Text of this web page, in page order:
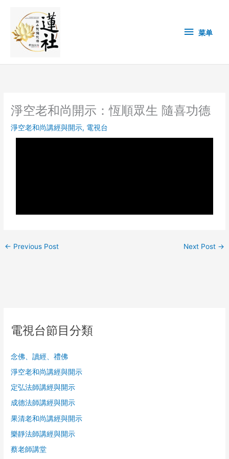
content
单 菜单
淨空老和尚開示：恆順眾生 隨喜功德
淨空老和尚講經與開示, 電視台
← Previous Post Next Post →
電視台節目分類
念佛、讀經、禮佛
淨空老和尚講經與開示
定弘法師講經與開示
成德法師講經與開示
果清老和尚講經與開示
樂靜法師講經與開示
蔡老師講堂